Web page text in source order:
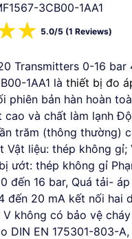
3CB00-1AA1
☆ 5.0/5 (1 Reviews)
Transmitters 0-16 bar
1AA1 là thiết bị đo
phiên bản hàn hoàn
cao và chất làm lạnh
trăm (thông thường)
Vật liệu: thép không gỉ;
ướt: thép không gỉ
đến 16 bar, Quá tải-
đến 20 mA kết nối hai
V không có bảo vệ
DIN EN 175301-803-